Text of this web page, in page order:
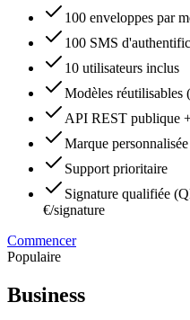
100 enveloppes par
100 SMS
10 utilisateurs inclus
Modèles réutilisables
API REST publique
Marque
Support prioritaire
Signature qualifiée
€/signature
Commencer
Populaire
Business